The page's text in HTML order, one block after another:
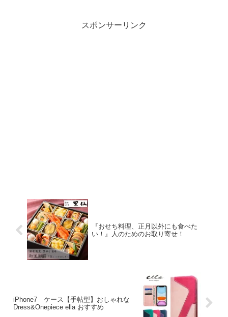
スポンサーリンク
『おせち料理、正月以外にも食べた
い！』人のためのお取り寄せ！
iPhone7 ケース【手帖型】おしゃれな
Dress&Onepiece ella おすすめ